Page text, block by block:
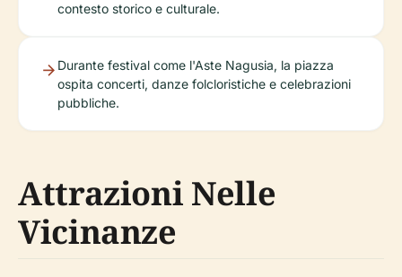
contesto storico e culturale.
Durante festival come l'Aste Nagusia, la piazza
ospita concerti, danze folcloristiche e celebrazioni
pubbliche.
Attrazioni Nelle
Vicinanze